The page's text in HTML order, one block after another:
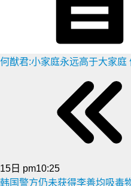
何猷君:小家庭永远高于大家庭
15日 pm10:25
韩国警方仍未获得李善均吸毒